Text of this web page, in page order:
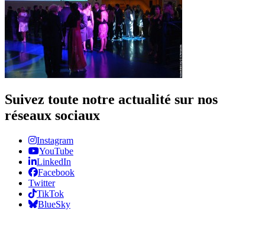
Suivez toute notre actualité sur nos
réseaux sociaux
Instagram
YouTube
LinkedIn
Facebook
Twitter
TikTok
BlueSky